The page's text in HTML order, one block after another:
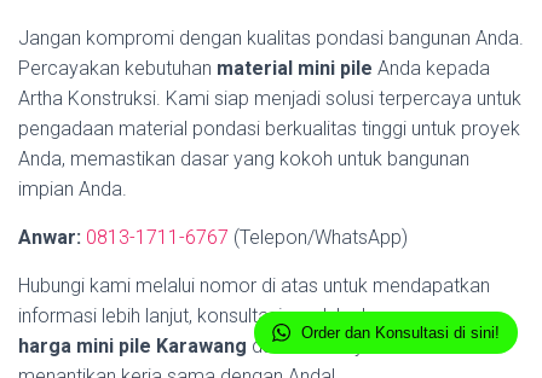
Jangan kompromi dengan kualitas pondasi bangunan Anda.
Percayakan kebutuhan material mini pile Anda kepada
Artha Konstruksi. Kami siap menjadi solusi terpercaya untuk
pengadaan material pondasi berkualitas tinggi untuk proyek
Anda, memastikan dasar yang kokoh untuk bangunan
impian Anda.
Anwar: 0813-1711-6767 (Telepon/WhatsApp)
Hubungi kami melalui nomor di atas untuk mendapatkan
informasi lebih lanjut, konsultasi produk, dan penawaran
harga mini pile Karawang dan sekitarnya terbaik. Kami
Order dan Konsultasi di sini!